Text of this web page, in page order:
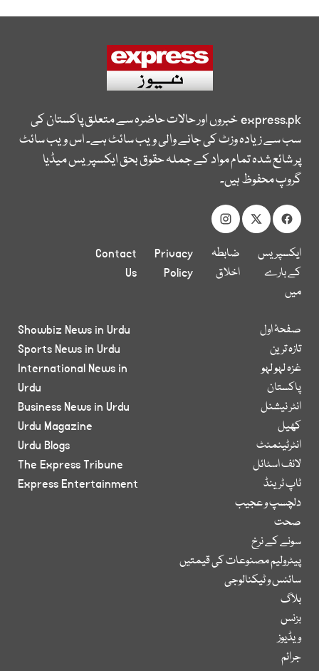
express.pkخبروں اور حالات حاضرہ سے متعلق پاکستان کی
سب سے زیادہ وزٹ کی جانے والی ویب سائٹ ہے۔ اس ویب سائٹ
پر شائع شدہ تمام مواد کے جملہ حقوق بحق ایکسپریس میڈیا
گروپ محفوظ ہیں۔
ایکسپریس
کے بارے
میں
ضابطہ
اخلاق
Privacy
Policy
Contact
Us
صفحۂ اول
تازہ ترین
غزہ لہو لہو
پاکستان
انٹر نیشنل
کھیل
انٹرٹینمنٹ
لائف اسٹائل
ٹاپ ٹرینڈ
دلچسپ و عجیب
صحت
سونے کے نرخ
پیٹرولیم مصنوعات کی قیمتیں
سائنس و ٹیکنالوجی
بلاگ
بزنس
ویڈیوز
جرائم
Showbiz News in Urdu
Sports News in Urdu
International News in
Urdu
Business News in Urdu
Urdu Magazine
Urdu Blogs
The Express Tribune
Express Entertainment